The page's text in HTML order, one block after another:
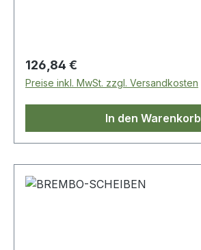
Regulärer Preis:
126,84 €
Preise inkl. MwSt. zzgl. Versandkosten
In den Warenkorb